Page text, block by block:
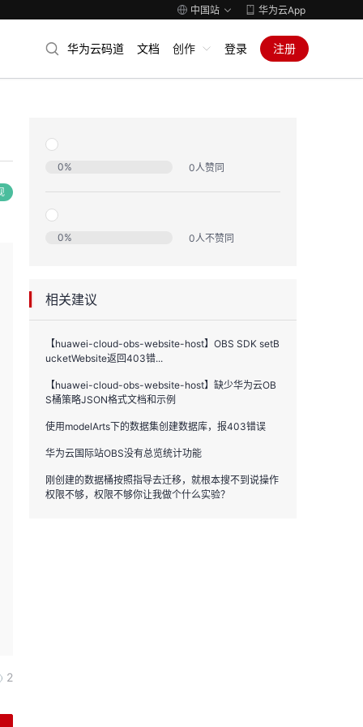
中国站 华为云App
华为云码道 文档 创作 登录 注册
2
0% 0人赞同
0% 0人不赞同
相关建议
【huawei-cloud-obs-website-host】OBS SDK setB
ucketWebsite返回403错...
【huawei-cloud-obs-website-host】缺少华为云OB
S桶策略JSON格式文档和示例
使用modelArts下的数据集创建数据库，报403错误
华为云国际站OBS没有总览统计功能
刚创建的数据桶按照指导去迁移，就根本搜不到说操作
权限不够，权限不够你让我做个什么实验？